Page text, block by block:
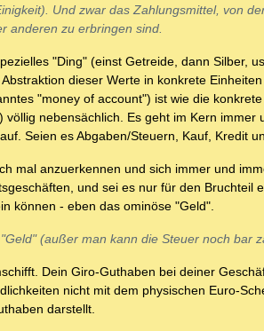
Und zwar dasZahlungsmittel, von
anderen zu erbringen sind.
"Ding" (einst Getreide, dann Silber,
dieser Werte in konkrete
"money of account") ist wie die
nebensächlich. Es geht im Kern
Seien es Abgaben/Steuern, Kauf, Kredit
mal anzuerkennen und sich immer und
und sei es nur für den
können - eben das ominöse "Geld".
"Geld" (außer man kann die Steuer noch bar
Dein Giro-Guthaben bei deiner
nicht mit dem physischen Euro-
darstellt.